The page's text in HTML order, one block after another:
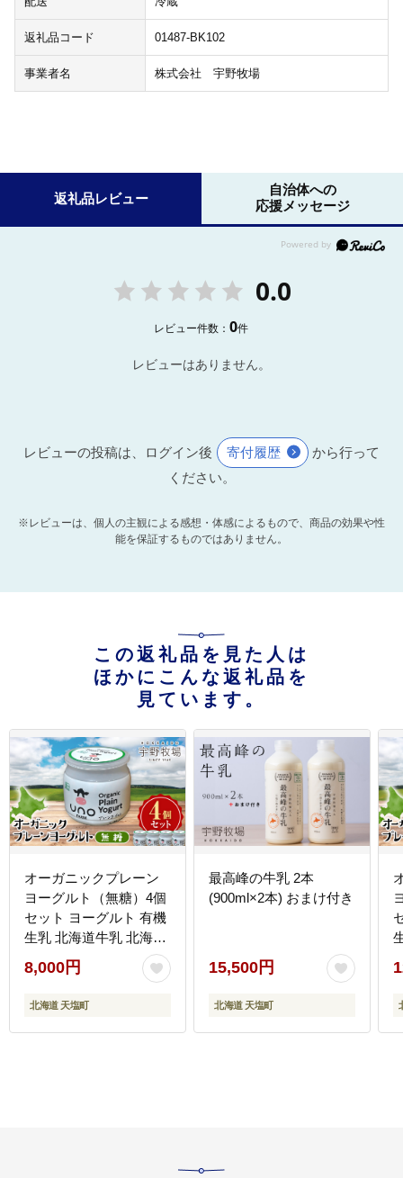
返礼品コード 01487-BK102
事業者名 株式会社 宇野牧場
返礼品レビュー
自治体への
応援メッセージ
0.0
レビュー件数：0件
レビューはありません。
レビューの投稿は、ログイン後 寄付履歴
から行って
ください。
※レビューは、個人の主観による感想・体感によるもので、商品の効果や性
能を保証するものではありません。
この返礼品を見た人は
ほかにこんな返礼品を
見ています。
オーガニックプレーン
ヨーグルト（無糖）4個
セット ヨーグルト 有機
生乳 北海道牛乳 北海道
ふるさと納税
8,000円
北海道 天塩町
最高峰の牛乳 2本
(900ml×2本) おまけ付き
15,500円
北海道 天塩町